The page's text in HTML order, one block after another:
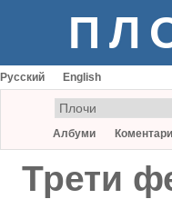
Русский English
Албуми Коментари
Трети